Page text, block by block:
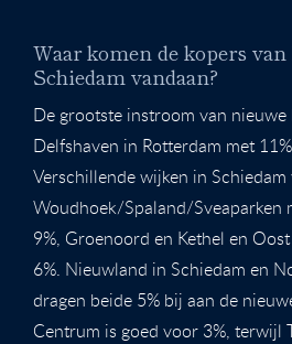
Waar komen de kopers
Schiedam vandaan?
De grootste instroom van
Delfshaven in Rotterdam met
Verschillende wijken in Schiedam
Woudhoek/Spaland/Sveaparken
9%, Groenoord en Kethel en
6%. Nieuwland in Schiedam en
dragen beide 5% bij aan de
Centrum is goed voor 3%, terwijl